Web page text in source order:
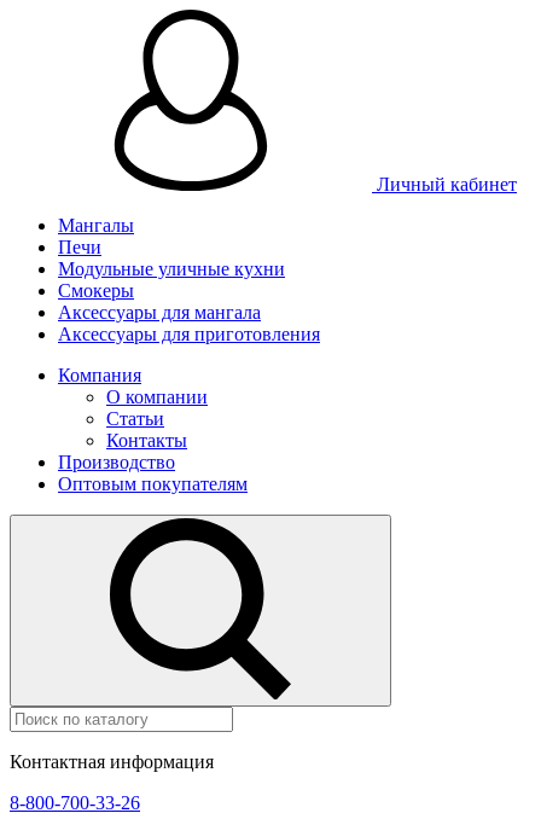
Личный кабинет
Мангалы
Печи
Модульные уличные кухни
Смокеры
Аксессуары для мангала
Аксессуары для приготовления
Компания
О компании
Статьи
Контакты
Производство
Оптовым покупателям
Контактная информация
8-800-700-33-26